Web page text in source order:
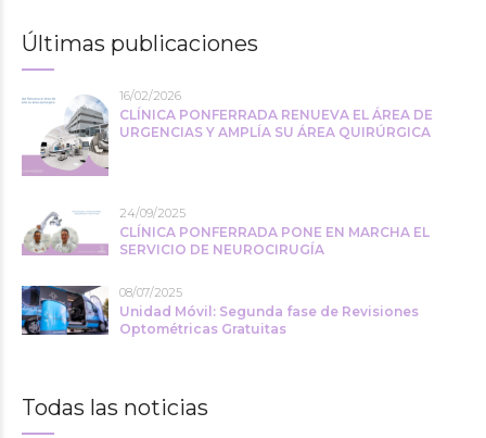
Últimas publicaciones
16/02/2026
CLÍNICA PONFERRADA RENUEVA EL ÁREA DE
URGENCIAS Y AMPLÍA SU ÁREA QUIRÚRGICA
24/09/2025
CLÍNICA PONFERRADA PONE EN MARCHA EL
SERVICIO DE NEUROCIRUGÍA
08/07/2025
Unidad Móvil: Segunda fase de Revisiones
Optométricas Gratuitas
Todas las noticias